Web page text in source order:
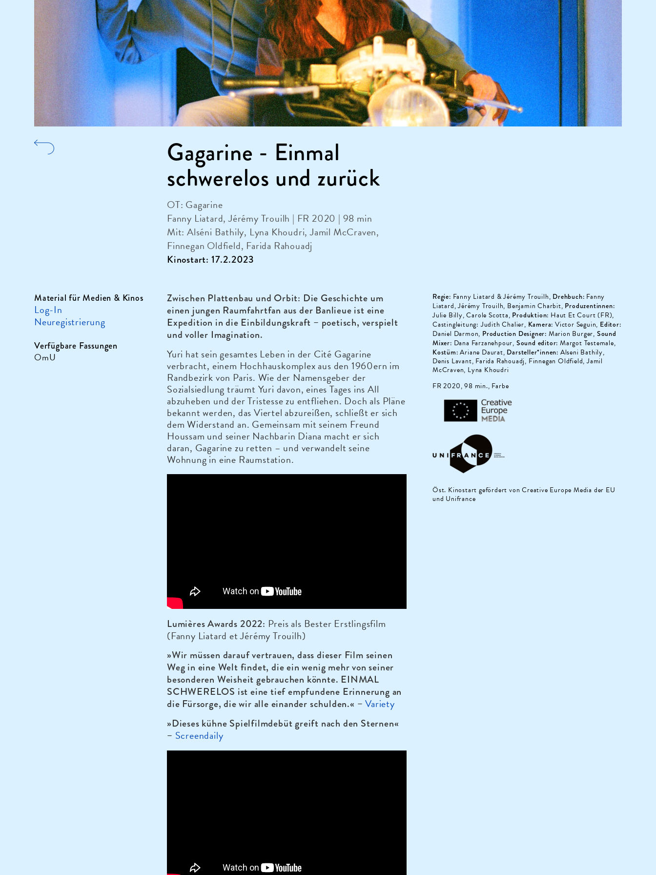
Gagarine - Einmal
schwerelos und zurück
OT: Gagarine
Fanny Liatard, Jérémy Trouilh | FR 2020 | 98 min
Mit: Alséni Bathily, Lyna Khoudri, Jamil McCraven,
Finnegan Oldfield, Farida Rahouadj
Kinostart: 17.2.2023
Material für Medien & Kinos
Log-In
Neuregistrierung
Verfügbare Fassungen
OmU
Zwischen Plattenbau und Orbit: Die Geschichte um
einen jungen Raumfahrtfan aus der Banlieue ist eine
Expedition in die Einbildungskraft – poetisch, verspielt
und voller Imagination.
Yuri hat sein gesamtes Leben in der Cité Gagarine
verbracht, einem Hochhauskomplex aus den 1960ern im
Randbezirk von Paris. Wie der Namensgeber der
Sozialsiedlung träumt Yuri davon, eines Tages ins All
abzuheben und der Tristesse zu entfliehen. Doch als Pläne
bekannt werden, das Viertel abzureißen, schließt er sich
dem Widerstand an. Gemeinsam mit seinem Freund
Houssam und seiner Nachbarin Diana macht er sich
daran, Gagarine zu retten – und verwandelt seine
Wohnung in eine Raumstation.
Lumières Awards 2022: Preis als Bester Erstlingsfilm
(Fanny Liatard et Jérémy Trouilh)
»Wir müssen darauf vertrauen, dass dieser Film seinen
Weg in eine Welt findet, die ein wenig mehr von seiner
besonderen Weisheit gebrauchen könnte. EINMAL
SCHWERELOS ist eine tief empfundene Erinnerung an
die Fürsorge, die wir alle einander schulden.« – Variety
»Dieses kühne Spielfilmdebüt greift nach den Sternen«
– Screendaily
Regie: Fanny Liatard & Jérémy Trouilh, Drehbuch: Fanny
Liatard, Jérémy Trouilh, Benjamin Charbit, Produzentinnen:
Julie Billy, Carole Scotta, Produktion: Haut Et Court (FR),
Castingleitung: Judith Chalier, Kamera: Victor Seguin, Editor:
Daniel Darmon, Production Designer: Marion Burger, Sound
Mixer: Dana Farzanehpour, Sound editor: Margot Testemale,
Kostüm: Ariane Daurat, Darsteller*innen: Alseni Bathily,
Denis Lavant, Farida Rahouadj, Finnegan Oldfield, Jamil
McCraven, Lyna Khoudri
FR 2020, 98 min., Farbe
Öst. Kinostart gefördert von Creative Europe Media der EU
und Unifrance